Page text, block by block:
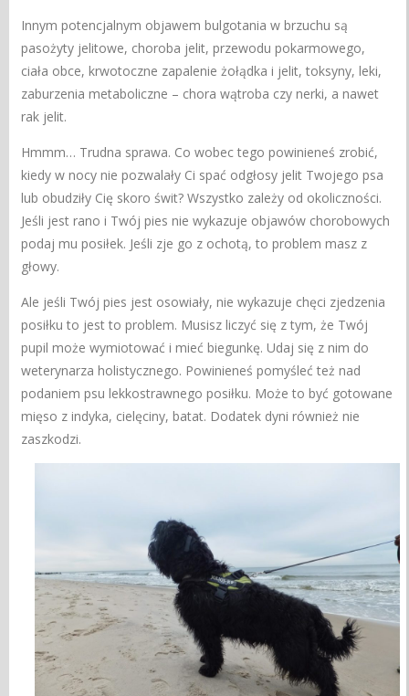
Innym potencjalnym objawem bulgotania w brzuchu są
pasożyty jelitowe, choroba jelit, przewodu pokarmowego,
ciała obce, krwotoczne zapalenie żołądka i jelit, toksyny, leki,
zaburzenia metaboliczne – chora wątroba czy nerki, a nawet
rak jelit.
Hmmm… Trudna sprawa. Co wobec tego powinieneś zrobić,
kiedy w nocy nie pozwalały Ci spać odgłosy jelit Twojego psa
lub obudziły Cię skoro świt? Wszystko zależy od okoliczności.
Jeśli jest rano i Twój pies nie wykazuje objawów chorobowych
podaj mu posiłek. Jeśli zje go z ochotą, to problem masz z
głowy.
Ale jeśli Twój pies jest osowiały, nie wykazuje chęci zjedzenia
posiłku to jest to problem. Musisz liczyć się z tym, że Twój
pupil może wymiotować i mieć biegunkę. Udaj się z nim do
weterynarza holistycznego. Powinieneś pomyśleć też nad
podaniem psu lekkostrawnego posiłku. Może to być gotowane
mięso z indyka, cielęciny, batat. Dodatek dyni również nie
zaszkodzi.